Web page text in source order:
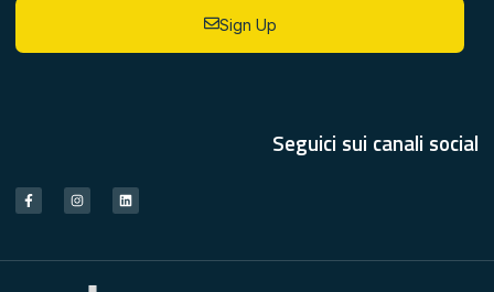
Sign Up
Seguici sui canali social